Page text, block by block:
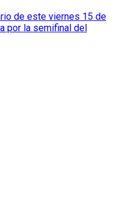
de este viernes 15 de
por la semifinal del